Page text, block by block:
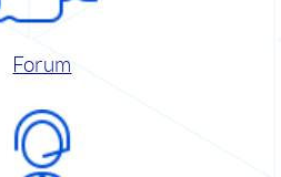
Forum